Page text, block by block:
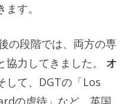
す。
の段階では、両方の専
力してきました。
オ
して、DGTの「Los
の虐待」など、英国